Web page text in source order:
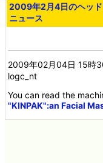
2009年2月4日のヘッ
ニュース
2009年02月04日 15時
logc_nt
You can read the
"KINPAK":an Facial